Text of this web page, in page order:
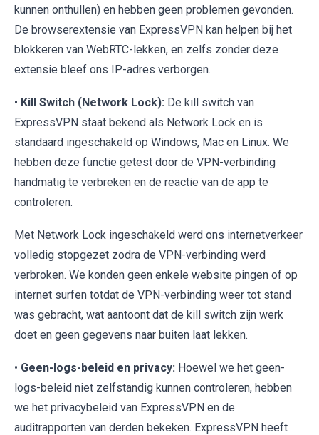
kunnen onthullen) en hebben geen problemen gevonden.
De browserextensie van ExpressVPN kan helpen bij het
blokkeren van WebRTC-lekken, en zelfs zonder deze
extensie bleef ons IP-adres verborgen.
• Kill Switch (Network Lock): De kill switch van
ExpressVPN staat bekend als Network Lock en is
standaard ingeschakeld op Windows, Mac en Linux. We
hebben deze functie getest door de VPN-verbinding
handmatig te verbreken en de reactie van de app te
controleren.
Met Network Lock ingeschakeld werd ons internetverkeer
volledig stopgezet zodra de VPN-verbinding werd
verbroken. We konden geen enkele website pingen of op
internet surfen totdat de VPN-verbinding weer tot stand
was gebracht, wat aantoont dat de kill switch zijn werk
doet en geen gegevens naar buiten laat lekken.
• Geen-logs-beleid en privacy: Hoewel we het geen-
logs-beleid niet zelfstandig kunnen controleren, hebben
we het privacybeleid van ExpressVPN en de
auditrapporten van derden bekeken. ExpressVPN heeft